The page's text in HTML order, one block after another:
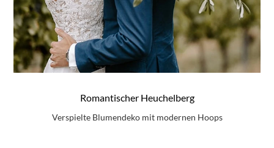
Romantischer Heuchelberg
Verspielte Blumendeko mit modernen Hoops